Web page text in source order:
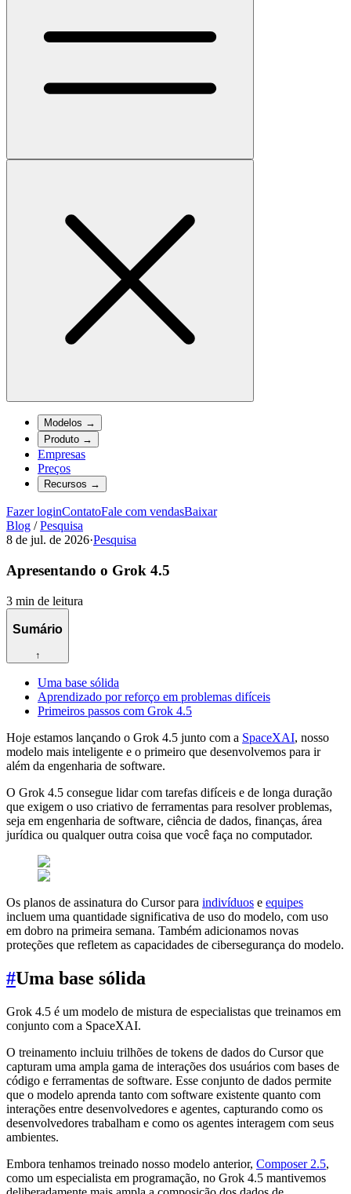
Modelos →
Produto →
Empresas
Preços
Recursos →
Fazer loginContatoFale com vendasBaixar
Blog / Pesquisa
8 de jul. de 2026·Pesquisa
Apresentando o Grok 4.5
3 min de leitura
Sumário
↑
Uma base sólida
Aprendizado por reforço em problemas difíceis
Primeiros passos com Grok 4.5
Hoje estamos lançando o Grok 4.5 junto com a SpaceXAI, nosso
modelo mais inteligente e o primeiro que desenvolvemos para ir
além da engenharia de software.
O Grok 4.5 consegue lidar com tarefas difíceis e de longa duração
que exigem o uso criativo de ferramentas para resolver problemas,
seja em engenharia de software, ciência de dados, finanças, área
jurídica ou qualquer outra coisa que você faça no computador.
Os planos de assinatura do Cursor para indivíduos e equipes
incluem uma quantidade significativa de uso do modelo, com uso
em dobro na primeira semana. Também adicionamos novas
proteções que refletem as capacidades de cibersegurança do modelo.
#Uma base sólida
Grok 4.5 é um modelo de mistura de especialistas que treinamos em
conjunto com a SpaceXAI.
O treinamento incluiu trilhões de tokens de dados do Cursor que
capturam uma ampla gama de interações dos usuários com bases de
código e ferramentas de software. Esse conjunto de dados permite
que o modelo aprenda tanto com software existente quanto com
interações entre desenvolvedores e agentes, capturando como os
desenvolvedores trabalham e como os agentes interagem com seus
ambientes.
Embora tenhamos treinado nosso modelo anterior, Composer 2.5,
como um especialista em programação, no Grok 4.5 mantivemos